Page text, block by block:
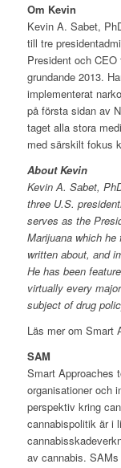
Om Kevin
Kevin A. Sabet,
till tre
President och
grundande 2013.
implementerat
på första sidan av
taget alla stora
med särskilt fokus
About Kevin
Kevin A. Sabet,
three U.S.
serves as the
Marijuana which he
written about, and
He has been
virtually every
subject of drug
Läs mer om Smart
SAM
Smart Approaches
organisationer och
perspektiv kring
cannabispolitik är i
av cannabis.